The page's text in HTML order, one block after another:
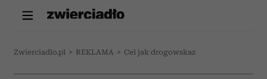
Zwierciadlo.pl > REKLAMA > Cel jak drogowskaz